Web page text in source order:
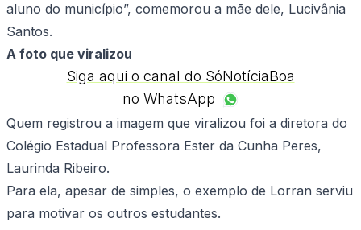
aluno do município”, comemorou a mãe dele, Lucivânia
Santos.
A foto que viralizou
Siga aqui o canal do SóNotíciaBoa
no WhatsApp
Quem registrou a imagem que viralizou foi a diretora do
Colégio Estadual Professora Ester da Cunha Peres,
Laurinda Ribeiro.
Para ela, apesar de simples, o exemplo de Lorran serviu
para motivar os outros estudantes.